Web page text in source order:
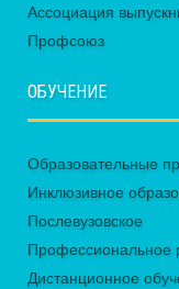
Ассоциация
Профсоюз
ОБУЧЕНИЕ
Образовательные
Инклюзивное
Послевузовское
Профессиональное
Дистанционное